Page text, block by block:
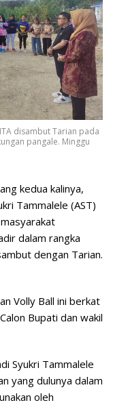
disambut Tarian pada
pangale. Minggu
kedua kalinya,
Tammalele (AST)
dalam rangka
dengan Tarian.
Volly Ball ini berkat
Bupati dan wakil
Syukri Tammalele
yang dulunya dalam
oleh